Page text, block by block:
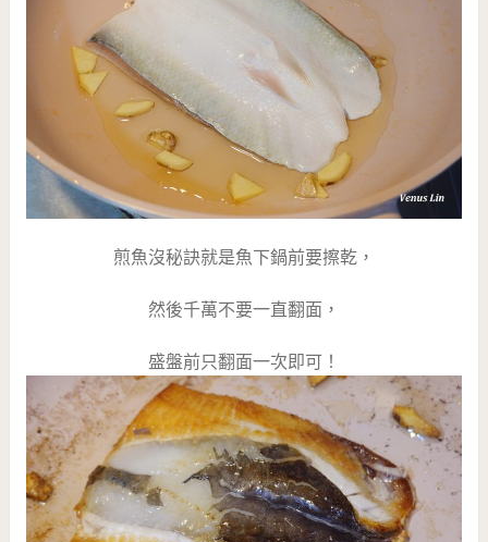
煎魚沒秘訣就是魚下鍋前要擦乾，
然後千萬不要一直翻面，
盛盤前只翻面一次即可！